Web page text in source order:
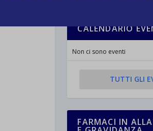
CALENDARIO
Non ci sono eventi
TUTTI GLI
FARMACI IN